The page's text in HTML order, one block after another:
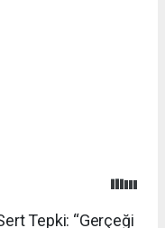
Tepki: “Gerçeği